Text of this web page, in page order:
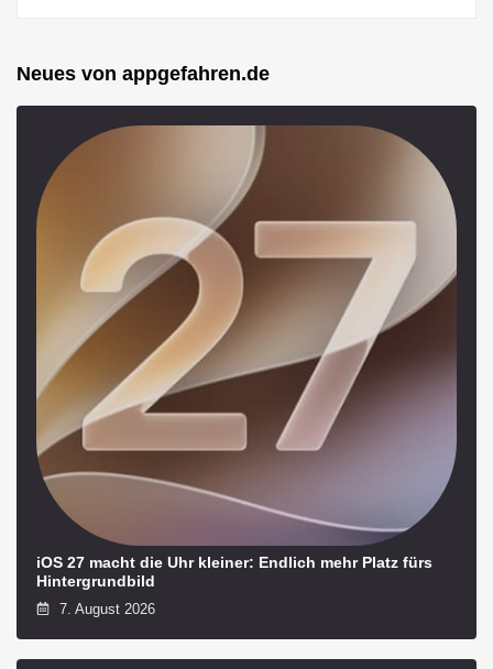
Neues von appgefahren.de
iOS 27 macht die Uhr kleiner: Endlich mehr Platz fürs
Hintergrundbild
7. August 2026